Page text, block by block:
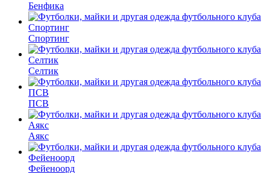
Бенфика
Спортинг
Селтик
ПСВ
Аякс
Фейеноорд